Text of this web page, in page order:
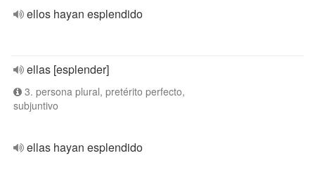
ellos hayan esplendido
ellas [esplender]
3. persona plural, pretérito perfecto,
subjuntivo
ellas hayan esplendido